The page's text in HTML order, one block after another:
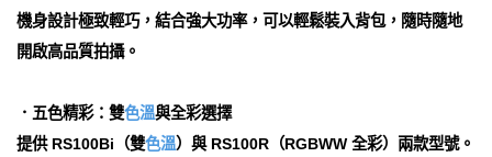
機身設計極致輕巧，結合強大功率，可以輕鬆裝入背包，隨時隨地
開啟高品質拍攝。
．五色精彩：雙色溫與全彩選擇
提供 RS100Bi（雙色溫）與 RS100R（RGBWW 全彩）兩款型號。